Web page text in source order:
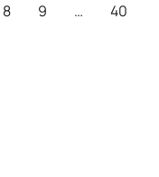
8 9 …
40